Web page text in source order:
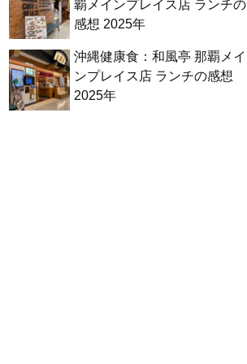
覇メインプレイス店 ランチの
感想 2025年
沖縄健康食：和風亭 那覇メイ
ンプレイス店 ランチの感想
2025年